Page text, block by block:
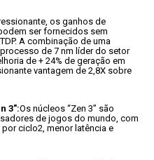
os ganhos de
ser fornecidos sem
A combinação de uma
de 7 nm líder do setor
de + 24% de geração em
vantagem de 2,8X sobre
3":Os núcleos “Zen 3” são
de jogos do mundo, com
ciclo2, menor latência e